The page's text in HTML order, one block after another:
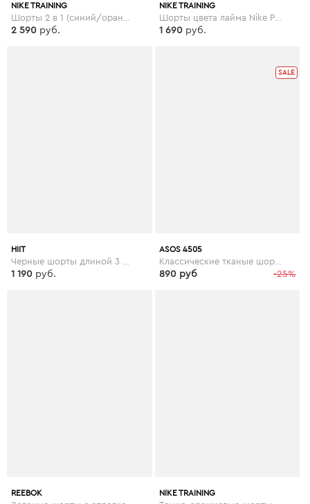
NIKE TRAINING
2 590 руб.
NIKE TRAINING
Шорты цвета лайма Nike Pro Training, 3 дюйма - Зеленый
1 690 руб.
HIIT
1 190 руб.
SALE
ASOS 4505
Классические тканые шорты ASOS 4505 - Зеленый
-25%
890 руб
REEBOK NIKE TRAINING